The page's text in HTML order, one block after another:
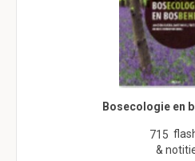
Bosecologie en
715
&